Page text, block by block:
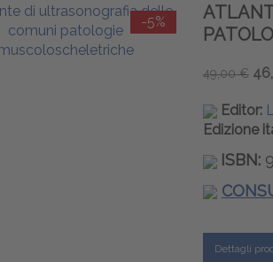
-5%
49,00 €
Editor:
Edizione
ISBN:
Dettagli